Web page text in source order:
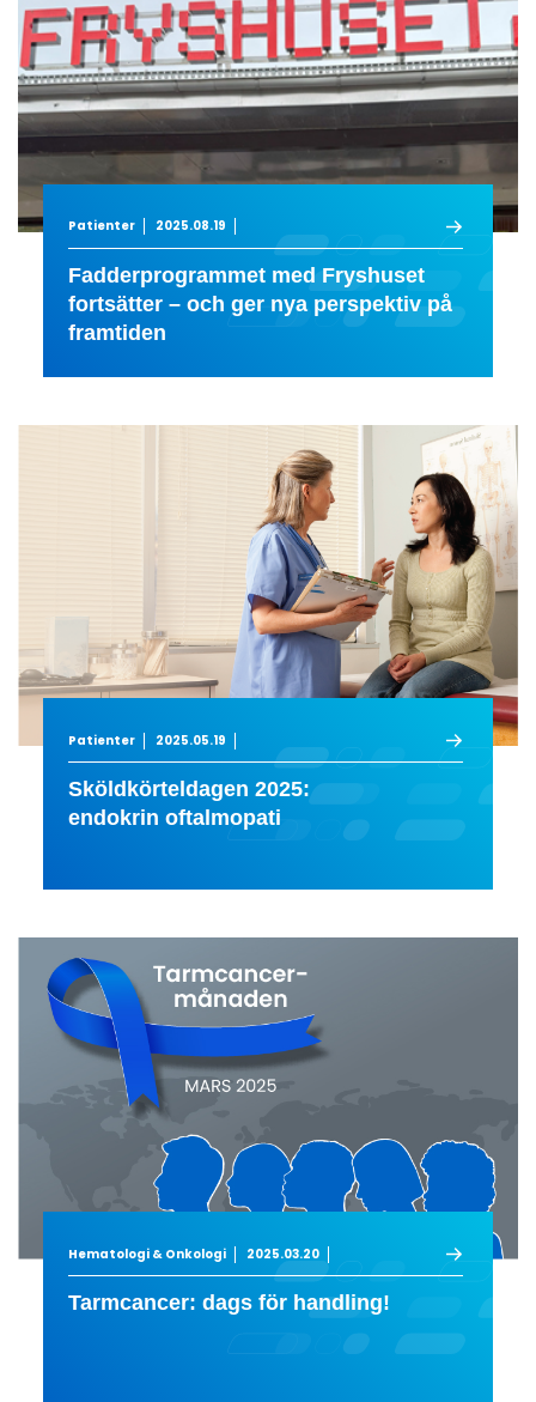
Patienter 2025.08.19
Fadderprogrammet med Fryshuset
fortsätter – och ger nya perspektiv på
framtiden
Patienter 2025.05.19
Sköldkörteldagen 2025:
endokrin oftalmopati
Hematologi & Onkologi 2025.03.20
Tarmcancer: dags för handling!